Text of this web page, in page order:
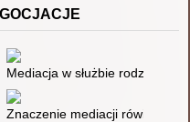
Mediacja w służbie rodziny
socjologicznej i
Znaczenie mediacji